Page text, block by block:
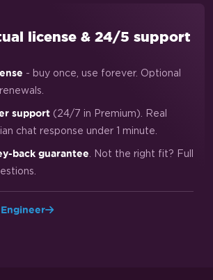
license & 24/5 support
- buy once, use forever. Optional
support (24/7 in Premium). Real
chat response under 1 minute.
back guarantee . Not the right fit? Full